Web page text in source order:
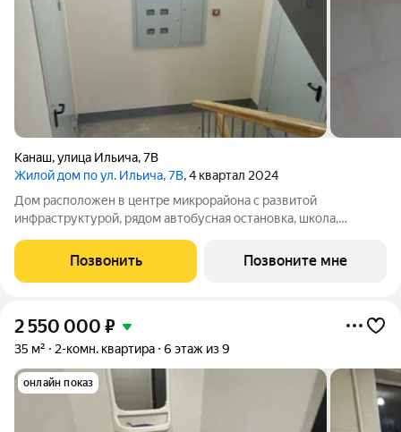
Канаш,улица Ильича,7В
Жилой дом по ул. Ильича, 7В, 4 квартал 2024
Дом расположен в центре микрорайона с развитой
инфраструктурой, рядом автобусная остановка, школа,
подключен газовый котел, есть радиаторы отопления,
проведена электропроводка (розетки,
Позвонить Позвоните мне
2 550 000 ₽
35 м² 2-комн. квартира 6 этаж из 9
онлайн показ